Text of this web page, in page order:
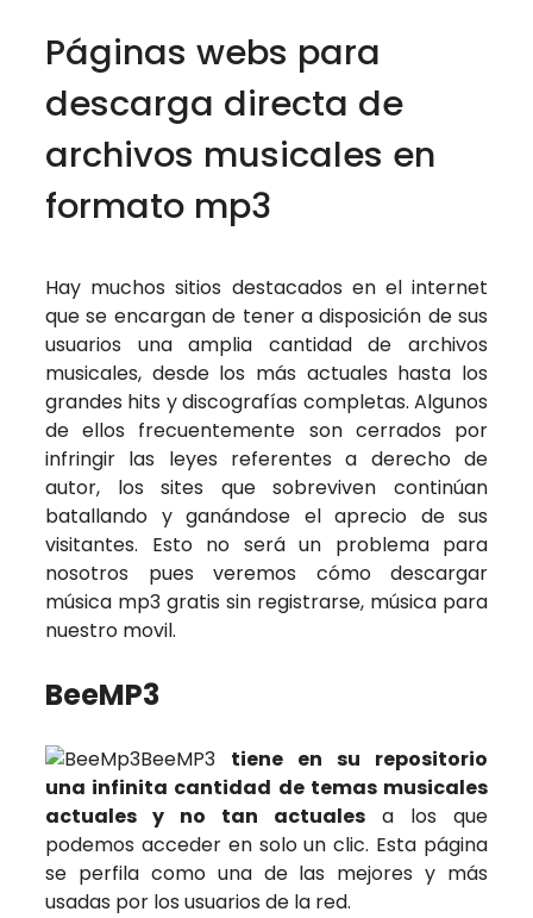
Páginas webs para
descarga directa de
archivos musicales en
formato mp3
Hay muchos sitios destacados en el internet
que se encargan de tener a disposición de sus
usuarios una amplia cantidad de archivos
musicales, desde los más actuales hasta los
grandes hits y discografías completas. Algunos
de ellos frecuentemente son cerrados por
infringir las leyes referentes a derecho de
autor, los sites que sobreviven continúan
batallando y ganándose el aprecio de sus
visitantes. Esto no será un problema para
nosotros pues veremos cómo descargar
música mp3 gratis sin registrarse, música para
nuestro movil.
BeeMP3
BeeMP3 tiene en su repositorio
una infinita cantidad de temas musicales
actuales y no tan actuales a los que
podemos acceder en solo un clic. Esta página
se perfila como una de las mejores y más
usadas por los usuarios de la red.